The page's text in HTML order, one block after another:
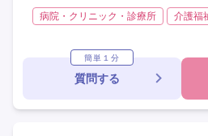
病院・クリニック・診療所
介護福
初任者
夜勤専従 残業月20時間
社会保険完備
交通費支給
年
定年60歳
簡単１分
質問する